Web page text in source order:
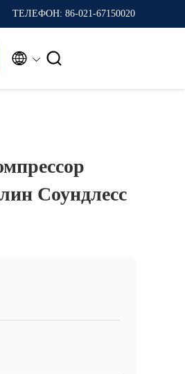
ТЕЛЕФОН: 86-021-67150020
 
Соундлесс